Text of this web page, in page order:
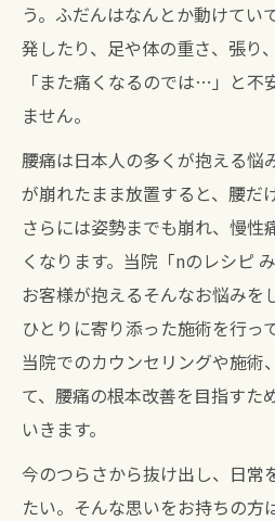
う。ふだんはなんとか動けてい
発したり、足や体の重さ、張り
「また痛くなるのでは…」と不
ません。
腰痛は日本人の多くが抱える悩
が崩れたまま放置すると、腰だ
さらには姿勢までも崩れ、慢性
くなります。当院「nのレシピ
お客様が抱えるそんなお悩みを
ひとりに寄り添った施術を行っ
当院でのカウンセリングや施術
て、腰痛の根本改善を目指すた
いきます。
今のつらさから抜け出し、日常
たい。そんな思いをお持ちの方